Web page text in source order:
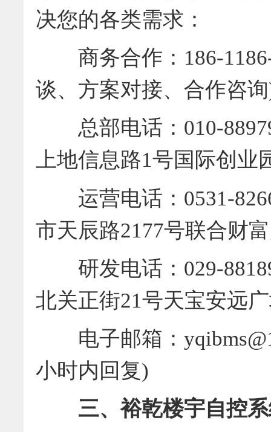
决您的各类需求：
商务合作：186-1186-
谈、方案对接、合作咨
总部电话：010-
上地信息路1号国际创业
运营电话：0531-
市天辰路2177号联合财
研发电话：029-
北关正街21号天宝安远
电子邮箱：
小时内回复)
三、裕乾楼宇自控